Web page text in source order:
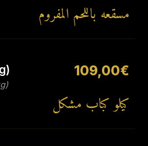
مسقعه باللحم المفروم
109,00€
كيلو كباب مشكل